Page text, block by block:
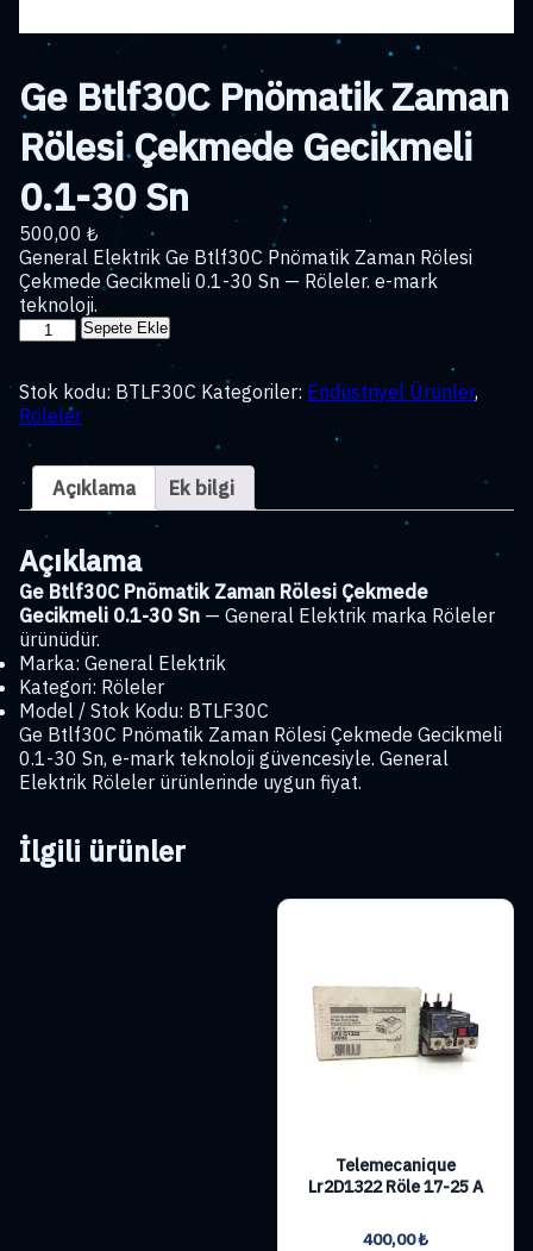
Ge Btlf30C Pnömatik Zaman
Rölesi Çekmede Gecikmeli
0.1-30 Sn
500,00 ₺
General Elektrik Ge Btlf30C Pnömatik Zaman Rölesi
Çekmede Gecikmeli 0.1-30 Sn — Röleler. e-mark
teknoloji.
Ge
Zaman
Rölesi
Çekmede
Gecikmeli
30
adet
Sepete Ekle
Stok kodu: BTLF30C Kategoriler: Endüstriyel Ürünler,
Röleler
Açıklama Ek bilgi
Açıklama
Ge Btlf30C Pnömatik Zaman Rölesi Çekmede
Gecikmeli 0.1-30 Sn — General Elektrik marka Röleler
ürünüdür.
Marka: General Elektrik
Kategori: Röleler
Model / Stok Kodu: BTLF30C
Ge Btlf30C Pnömatik Zaman Rölesi Çekmede Gecikmeli
0.1-30 Sn, e-mark teknoloji güvencesiyle. General
Elektrik Röleler ürünlerinde uygun fiyat.
İlgili ürünler
Telemecanique
Lr2D1322 Röle 17-25 A
400,00₺